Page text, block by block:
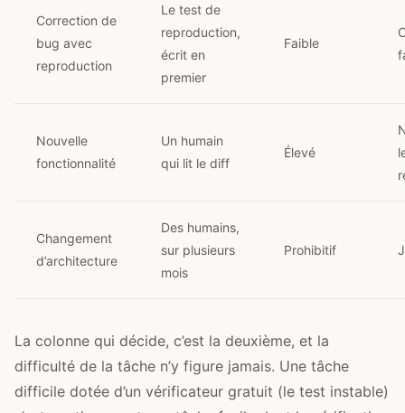
Correction de
bug avec
reproduction
Le test de
reproduction,
écrit en
premier
Faible
Nouvelle
fonctionnalité
Un humain
qui lit le diff
Élevé
Changement
d’architecture
Des humains,
sur plusieurs
mois
Prohibitif
La colonne qui décide, c’est la deuxième, et la
difficulté de la tâche n’y figure jamais. Une tâche
difficile dotée d’un vérificateur gratuit (le test instable)